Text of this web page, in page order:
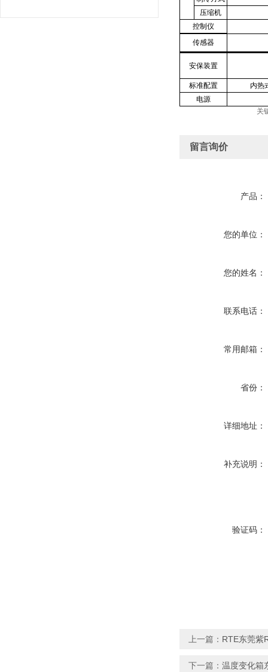
压缩机
控制仪
传感器
安保装置
标准配置
内热
电源
关
留言询价
产品：
您的单位：
您的姓名：
联系电话：
常用邮箱：
省份：
详细地址：
补充说明：
验证码：
上一篇： RTE东莞紫
下一篇： 温度变化箱